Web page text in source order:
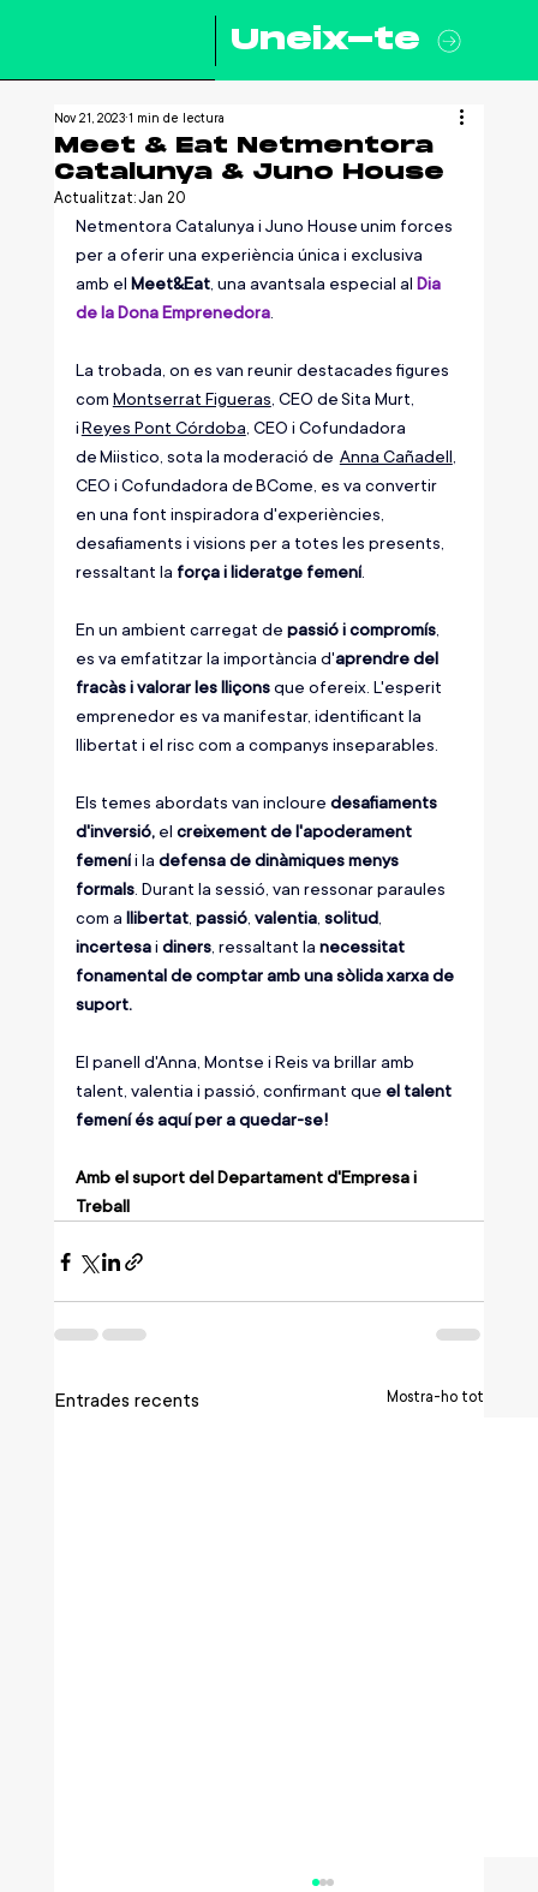
Uneix-te
Meet & Eat Netmentora
Catalunya & Juno House
Nov 21, 2023 1 min de lectura
Actualitzat:Jan 20
Netmentora Catalunya i Juno House unim forces
per a oferir una experiència única i exclusiva
amb el Meet&Eat, una avantsala especial al Dia
de la Dona Emprenedora.
La trobada, on es van reunir destacades figures
com Montserrat Figueras , CEO de Sita Murt,
i Reyes Pont Córdoba , CEO i Cofundadora
de Miistico, sota la moderació de Anna Cañadell
CEO i Cofundadora de BCome, es va convertir
en una font inspiradora d'experiències,
desafiaments i visions per a totes les presents,
ressaltant la força i lideratge femení.
En un ambient carregat de passió i compromís,
es va emfatitzar la importància d'aprendre del
fracàs i valorar les lliçons que ofereix. L'esperit
emprenedor es va manifestar, identificant la
llibertat i el risc com a companys inseparables.
Els temes abordats van incloure desafiaments
d'inversió, el creixement de l'apoderament
femení i la defensa de dinàmiques menys
formals. Durant la sessió, van ressonar paraules
com a llibertat, passió, valentia, solitud,
incertesa i diners, ressaltant la necessitat
fonamental de comptar amb una sòlida xarxa de
suport.
El panell d'Anna, Montse i Reis va brillar amb
talent, valentia i passió, confirmant que el talent
femení és aquí per a quedar-se!
Amb el suport del Departament d'Empresa i
Treball
Entrades recents Mostra-ho tot